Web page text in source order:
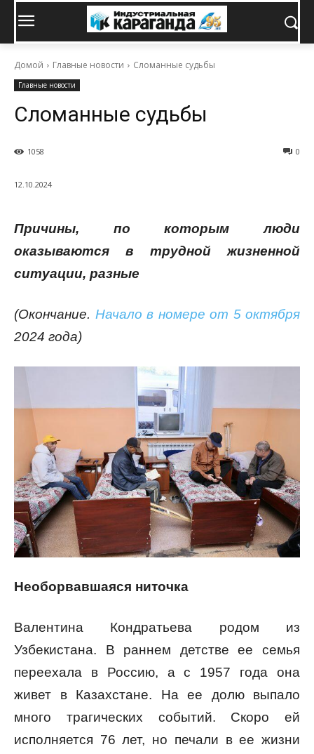
Домой Главные новости Сломанные судьбы
Главные новости
Сломанные судьбы
0
1058
12.10.2024
Причины, по которым люди
оказываются в трудной жизненной
ситуации, разные
(Окончание. Начало в номере от 5 октября
2024 года)
Необорвавшаяся ниточка
Валентина Кондратьева родом из
Узбекистана. В раннем детстве ее семья
переехала в Россию, а с 1957 года она
живет в Казахстане. На ее долю выпало
много трагических событий. Скоро ей
исполняется 76 лет, но печали в ее жизни